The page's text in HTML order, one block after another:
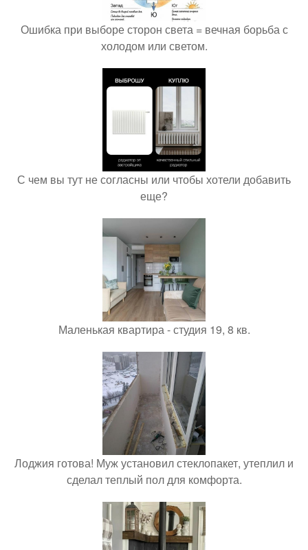
Ошибка при выборе сторон света = вечная борьба с
холодом или светом.
С чем вы тут не согласны или чтобы хотели добавить
еще?
Маленькая квартира - студия 19, 8 кв.
Лоджия готова! Муж установил стеклопакет, утеплил и
сделал теплый пол для комфорта.